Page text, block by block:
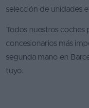
selección de unidades
Todos nuestros
concesionarios más
segunda mano en
tuyo.